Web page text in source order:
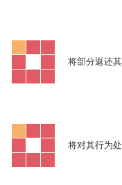
将部分返还
将对其行为